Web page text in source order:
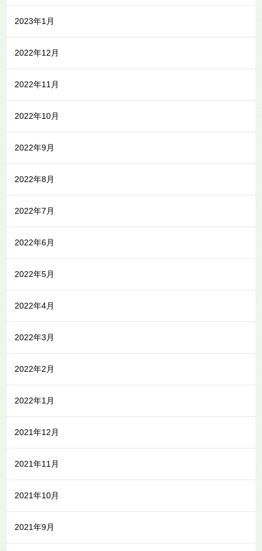
2023年1月
2022年12月
2022年11月
2022年10月
2022年9月
2022年8月
2022年7月
2022年6月
2022年5月
2022年4月
2022年3月
2022年2月
2022年1月
2021年12月
2021年11月
2021年10月
2021年9月